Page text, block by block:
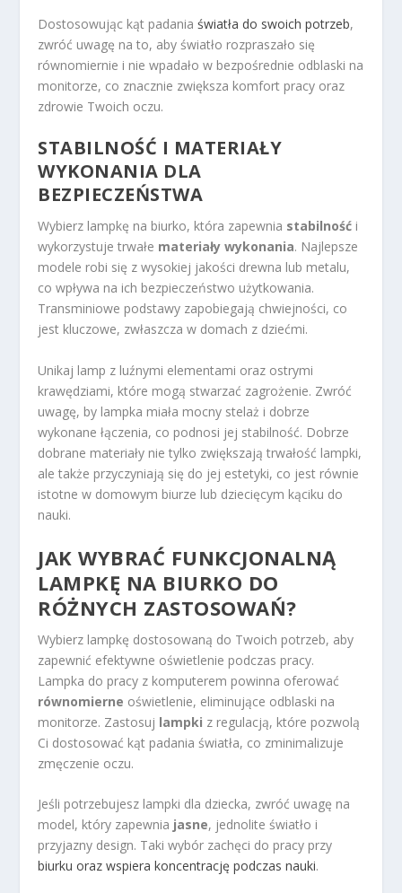
Dostosowując kąt padaniaświatła do swoich potrzeb,
zwróć uwagę na to, aby światło rozpraszało się
równomiernie i nie wpadało w bezpośrednie odblaski na
monitorze, co znacznie zwiększa komfort pracy oraz
zdrowie Twoich oczu.
STABILNOŚĆ I MATERIAŁY
WYKONANIA DLA
BEZPIECZEŃSTWA
Wybierz lampkę na biurko, która zapewnia stabilność i
wykorzystuje trwałe materiały wykonania. Najlepsze
modele robi się z wysokiej jakości drewna lub metalu,
co wpływa na ich bezpieczeństwo użytkowania.
Transminiowe podstawy zapobiegają chwiejności, co
jest kluczowe, zwłaszcza w domach z dziećmi.
Unikaj lamp z luźnymi elementami oraz ostrymi
krawędziami, które mogą stwarzać zagrożenie. Zwróć
uwagę, by lampka miała mocny stelaż i dobrze
wykonane łączenia, co podnosi jej stabilność. Dobrze
dobrane materiały nie tylko zwiększają trwałość lampki,
ale także przyczyniają się do jej estetyki, co jest równie
istotne w domowym biurze lub dziecięcym kąciku do
nauki.
JAK WYBRAĆ FUNKCJONALNĄ
LAMPKĘ NA BIURKO DO
RÓŻNYCH ZASTOSOWAŃ?
Wybierz lampkę dostosowaną do Twoich potrzeb, aby
zapewnić efektywne oświetlenie podczas pracy.
Lampka do pracy z komputerem powinna oferować
równomierne oświetlenie, eliminujące odblaski na
monitorze. Zastosuj lampki z regulacją, które pozwolą
Ci dostosować kąt padania światła, co zminimalizuje
zmęczenie oczu.
Jeśli potrzebujesz lampki dla dziecka, zwróć uwagę na
model, który zapewnia jasne, jednolite światło i
przyjazny design. Taki wybór zachęci do pracy przy
biurku oraz wspiera koncentrację podczas nauki.